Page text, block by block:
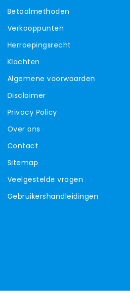
Betaalmethoden
Verkooppunten
Herroepingsrecht
Klachten
Algemene voorwaarden
Disclaimer
Privacy Policy
Over ons
Contact
Sitemap
Veelgestelde vragen
Gebruikershandleidingen